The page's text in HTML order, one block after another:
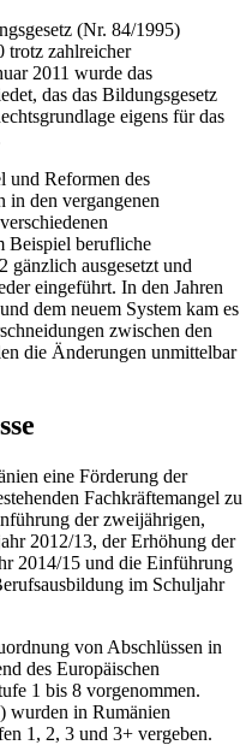
(Nr. 84/1995)
trotz zahlreicher
2011 wurde das
das das Bildungsgesetz
eigens für das
und Reformen des
in den vergangenen
Beispiel berufliche
gänzlich ausgesetzt und
eingeführt. In den Jahren
dem neuem System kam es
zwischen den
die Änderungen unmittelbar
eine Förderung der
Fachkräftemangel zu
der zweijährigen,
2012/13, der Erhöhung der
2014/15 und die Einführung
im Schuljahr
von Abschlüssen in
des Europäischen
1 bis 8 vorgenommen.
wurden in Rumänien
1, 2, 3 und 3+ vergeben.